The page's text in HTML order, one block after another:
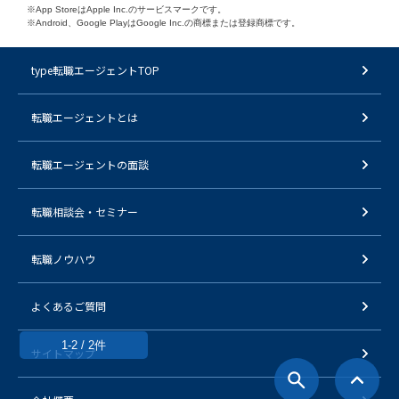
1-2 / 2件
※App StoreはApple Inc.のサービスマークです。
※Android、Google PlayはGoogle Inc.の商標または登録商標です。
type転職エージェントTOP
転職エージェントとは
転職エージェントの面談
転職相談会・セミナー
転職ノウハウ
よくあるご質問
サイトマップ